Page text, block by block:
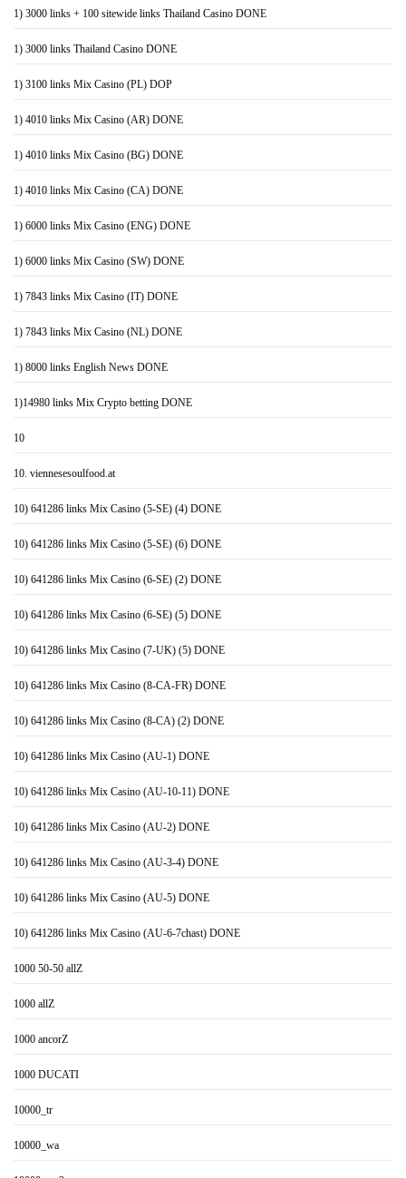
1) 3000 links + 100 sitewide links Thailand Casino DONE
1) 3000 links Thailand Casino DONE
1) 3100 links Mix Casino (PL) DOP
1) 4010 links Mix Casino (AR) DONE
1) 4010 links Mix Casino (BG) DONE
1) 4010 links Mix Casino (CA) DONE
1) 6000 links Mix Casino (ENG) DONE
1) 6000 links Mix Casino (SW) DONE
1) 7843 links Mix Casino (IT) DONE
1) 7843 links Mix Casino (NL) DONE
1) 8000 links English News DONE
1)14980 links Mix Crypto betting DONE
10
10. viennesesoulfood.at
10) 641286 links Mix Casino (5-SE) (4) DONE
10) 641286 links Mix Casino (5-SE) (6) DONE
10) 641286 links Mix Casino (6-SE) (2) DONE
10) 641286 links Mix Casino (6-SE) (5) DONE
10) 641286 links Mix Casino (7-UK) (5) DONE
10) 641286 links Mix Casino (8-CA-FR) DONE
10) 641286 links Mix Casino (8-CA) (2) DONE
10) 641286 links Mix Casino (AU-1) DONE
10) 641286 links Mix Casino (AU-10-11) DONE
10) 641286 links Mix Casino (AU-2) DONE
10) 641286 links Mix Casino (AU-3-4) DONE
10) 641286 links Mix Casino (AU-5) DONE
10) 641286 links Mix Casino (AU-6-7chast) DONE
1000 50-50 allZ
1000 allZ
1000 ancorZ
1000 DUCATI
10000_tr
10000_wa